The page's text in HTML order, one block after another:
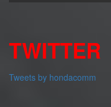
TWITTER
Tweets by hondacomm